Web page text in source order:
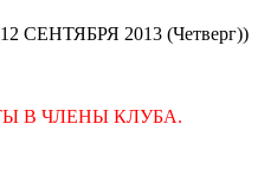
СЕНТЯБРЯ 2013 (Четверг))
В ЧЛЕНЫ КЛУБА.